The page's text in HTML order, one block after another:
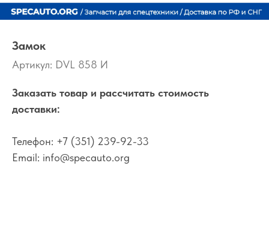
Замок
Артикул: DVL 858 И
Заказать товар и рассчитать стоимость
доставки:
Телефон: +7 (351) 239-92-33
Email: info@specauto.org